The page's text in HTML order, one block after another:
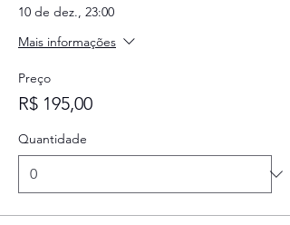
10 de dez., 23:00
Mais informações
Preço
R$ 195,00
Quantidade